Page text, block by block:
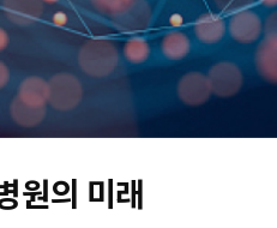
원의 미래